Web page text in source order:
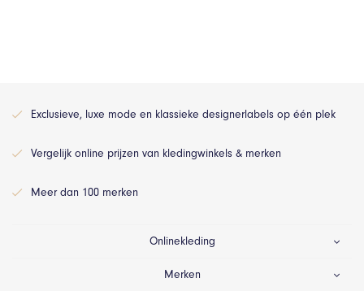
Exclusieve, luxe mode en klassieke designerlabels op één plek
Vergelijk online prijzen van kledingwinkels & merken
Meer dan 100 merken
Onlinekleding
Merken